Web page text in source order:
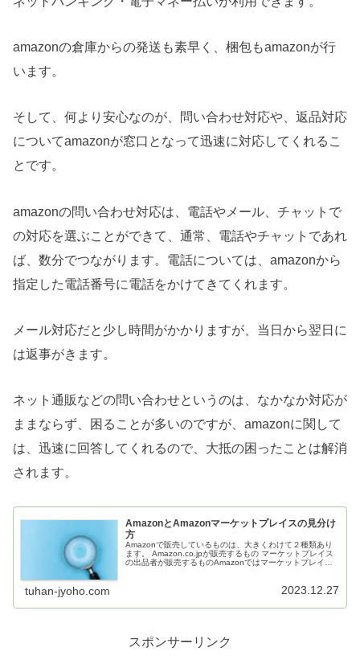
amazonの倉庫からの発送も素早く、梱包もamazonが行
います。
そして、何より安心なのが、問い合わせ対応や、返品対応
についてamazonが窓口となって迅速に対応してくれるこ
とです。
amazonの問い合わせ対応は、電話やメール、チャットで
の対応を選ぶことができて、通常、電話やチャットであれ
ば、数分でつながります。電話については、amazonから
指定した電話番号に電話をかけてきてくれます。
メール対応だと少し時間がかかりますが、当日から翌日に
は返事がきます。
ネット通販などの問い合わせというのは、なかなか対応が
ままならず、困ることが多いのですが、amazonに関して
は、迅速に回答してくれるので、大抵の困ったことは解消
されます。
AmazonとAmazonマーケットプレイスの見分け
方
Amazonで販売しているものは、大きくわけて２種類あり
ます。 Amazon.co.jpが販売するもの マーケットプレイス
の出品者が販売するものAmazonではマーケットプレイス
tuhan-jyoho.com 2023.12.27
スポンサーリンク